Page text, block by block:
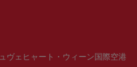
ヴェヒャート・ウィーン国際空港